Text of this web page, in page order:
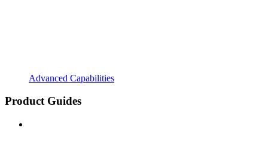
Advanced Capabilities
Product Guides